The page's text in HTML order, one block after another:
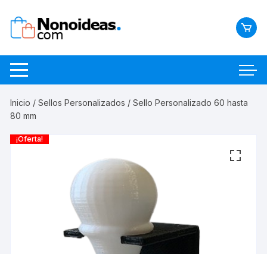
contenido
Inicio /Sellos Personalizados / Sello Personalizado 60 hasta
80 mm
¡Oferta!